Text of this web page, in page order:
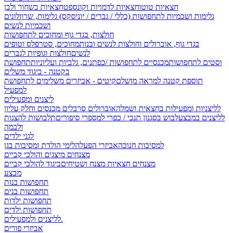
חצאיות טוטוחצאיות לדמויות וקונספטחצאיות בשחור ולבן
גלימות ושכמיות לתחפושות (כללי / גברים / יוניסקס) גלימות, שרוולונים
ושכמיות לנשים
חולצות, בגדי גוף ומחוכים לתחפושות
בגדי גוף, אוברולים וחולצות לנשים ובנותמחוכים, סטרפלס וטופים
לנשיםחולצות וגופיות לגברים
וסטים לתחפושותמכנסיים לתחפושות /כפתנים, גלביות ועליוניותתחפושת
בקטנה - ביגוד משלים
תוספת קטנה למראה מושלםקיטים - אביזרים משלימים לתחפושת
למפעיל
ליצנים ומפעילים
לליצניות ומפעילות בחצאית ושמלהאוברולים סרבלים מכנסים וחלק עליון
לליצנים במבצעלבוש בסגנון תנכי / כפרי למספרי סיפוריםתלבושות להצגות
ולבמה
לגני ילדים
למסיבות חנוכהאביזרי הפעלהלימי הולדת ומסיבות בגן
מצנחים מיצגים והולכי קביים
מצנחים חצאיות מצנח ושטיחיםביגוד להולכי קביים
מבצע
תחפושות בנות
תחפושות בנים
תחפושות ילדות
תחפושות ילדים
לליצנים ולמפעילים.
אביזרי פורים